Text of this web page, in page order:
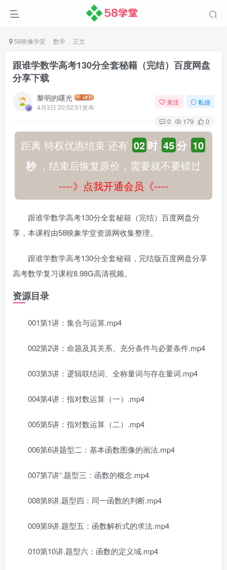
58映像学堂 数学 正文
跟谁学数学高考130分全套秘籍（完结）百度网盘
分享下载
黎明的曙光
4月3日 20:52:51发布
关注 私信
0 179 0
距离 特权优惠结束 还有 02 时 45分 09
秒，结束后恢复原价，需要就不要错过
----》点我开通会员《----
跟谁学数学高考130分全套秘籍（完结）百度网盘分
享，本课程由58映象学堂资源网收集整理。
跟谁学数学高考130分全套秘籍，完结版百度网盘分享
高考数学复习课程8.98G高清视频。
资源目录
001第1讲：集合与运算.mp4
002第2讲：命题及其关系、充分条件与必要条件.mp4
003第3讲：逻辑联结词、全称量词与存在量词.mp4
004第4讲：指对数运算（一）.mp4
005第5讲：指对数运算（二）.mp4
006第6讲题型二：基本函数图像的画法.mp4
007第7讲“.题型三：函数的概念.mp4
008第8讲.题型四：同一函数的判断.mp4
009第9讲.题型五：函数解析式的求法.mp4
010第10讲.题型六：函数的定义域.mp4